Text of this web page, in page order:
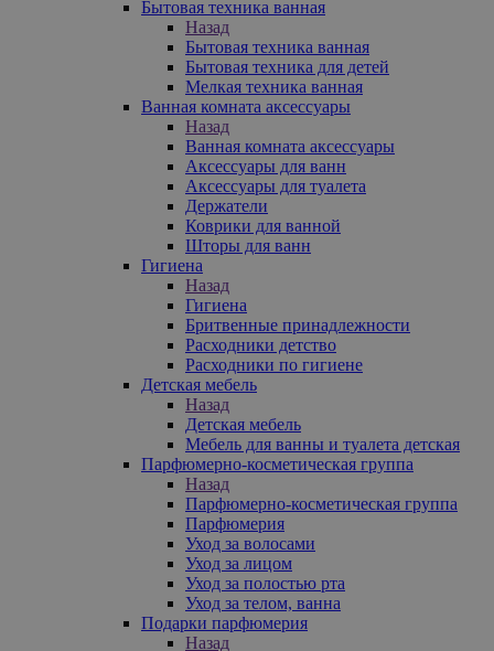
Бытовая техника ванная
Назад
Бытовая техника ванная
Бытовая техника для детей
Мелкая техника ванная
Ванная комната аксессуары
Назад
Ванная комната аксессуары
Аксессуары для ванн
Аксессуары для туалета
Держатели
Коврики для ванной
Шторы для ванн
Гигиена
Назад
Гигиена
Бритвенные принадлежности
Расходники детство
Расходники по гигиене
Детская мебель
Назад
Детская мебель
Мебель для ванны и туалета детская
Парфюмерно-косметическая группа
Назад
Парфюмерно-косметическая группа
Парфюмерия
Уход за волосами
Уход за лицом
Уход за полостью рта
Уход за телом, ванна
Подарки парфюмерия
Назад